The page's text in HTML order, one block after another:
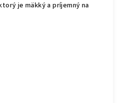
je mäkký a príjemný na